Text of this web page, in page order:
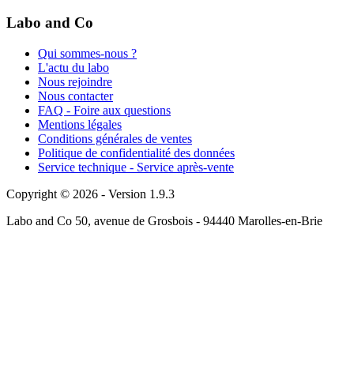
Labo and Co
Qui sommes-nous ?
L'actu du labo
Nous rejoindre
Nous contacter
FAQ - Foire aux questions
Mentions légales
Conditions générales de ventes
Politique de confidentialité des données
Service technique - Service après-vente
Copyright © 2026 - Version 1.9.3
Labo and Co 50, avenue de Grosbois - 94440 Marolles-en-Brie